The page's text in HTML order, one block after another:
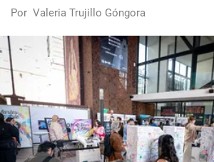
Por Valeria Trujillo Góngora